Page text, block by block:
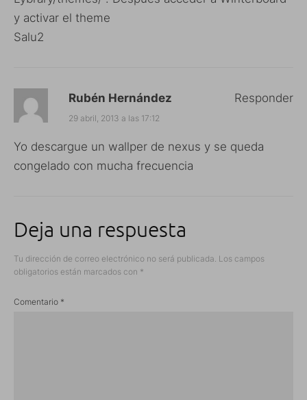
y activar el theme
Salu2
Rubén Hernández
29 abril, 2013 a las 17:12
Yo descargue un wallper de nexus y se queda
congelado con mucha frecuencia
Responder
Deja una respuesta
Tu dirección de correo electrónico no será publicada. Los campos
obligatorios están marcados con *
Comentario *